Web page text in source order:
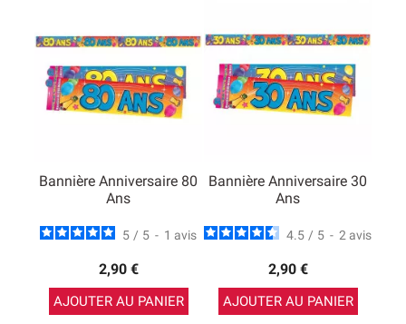
Bannière Anniversaire 80
Ans
5 / 5 - 1 avis
2,90 €
AJOUTER AU PANIER
Bannière Anniversaire 30
Ans
4.5 / 5 - 2 avis
2,90 €
AJOUTER AU PANIER